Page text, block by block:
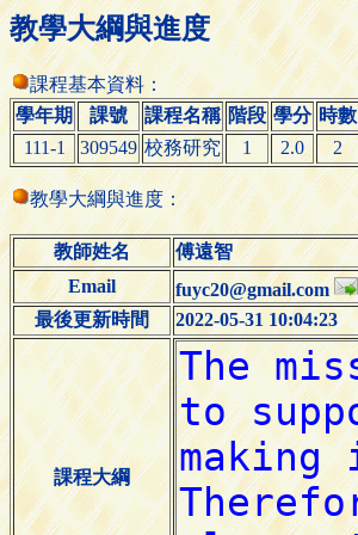
教學大綱與進度
課程基本資料：
學年期
課號 課程名稱 階段 學分 時數
111-1
309549 校務研究 1 2.0 2
教學大綱與進度：
教師姓名
傅遠智
Email
fuyc20@gmail.com
最後更新時間
2022-05-31 10:04:23
課程大綱